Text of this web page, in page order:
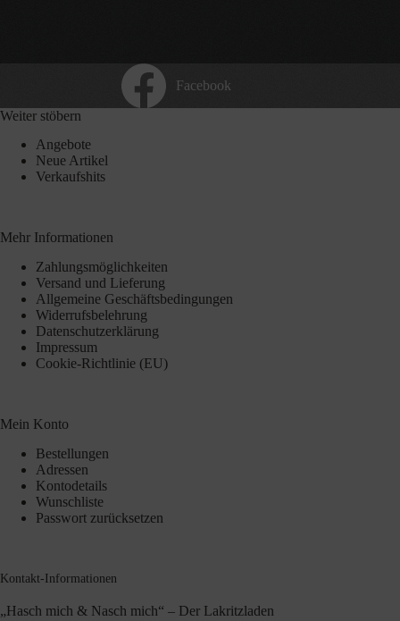
Facebook
Weiter stöbern
Angebote
Neue Artikel
Verkaufshits
Mehr Informationen
Zahlungsmöglichkeiten
Versand und Lieferung
Allgemeine Geschäftsbedingungen
Widerrufsbelehrung
Datenschutzerklärung
Impressum
Cookie-Richtlinie (EU)
Mein Konto
Bestellungen
Adressen
Kontodetails
Wunschliste
Passwort zurücksetzen
Kontakt-Informationen
„Hasch mich & Nasch mich“ – Der Lakritzladen